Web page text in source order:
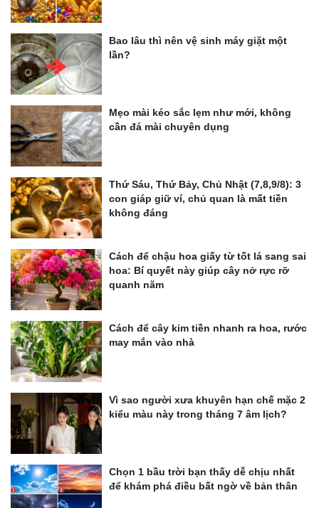
Bao lâu thì nên vệ sinh máy giặt một
lần?
Mẹo mài kéo sắc lẹm như mới, không
cần đá mài chuyên dụng
Thứ Sáu, Thứ Bảy, Chủ Nhật (7,8,9/8): 3
con giáp giữ ví, chủ quan là mất tiền
không đáng
Cách để chậu hoa giấy từ tốt lá sang sai
hoa: Bí quyết này giúp cây nở rực rỡ
quanh năm
Cách để cây kim tiền nhanh ra hoa, rước
may mắn vào nhà
Vì sao người xưa khuyên hạn chế mặc 2
kiểu màu này trong tháng 7 âm lịch?
Chọn 1 bầu trời bạn thấy dễ chịu nhất
để khám phá điều bất ngờ về bản thân